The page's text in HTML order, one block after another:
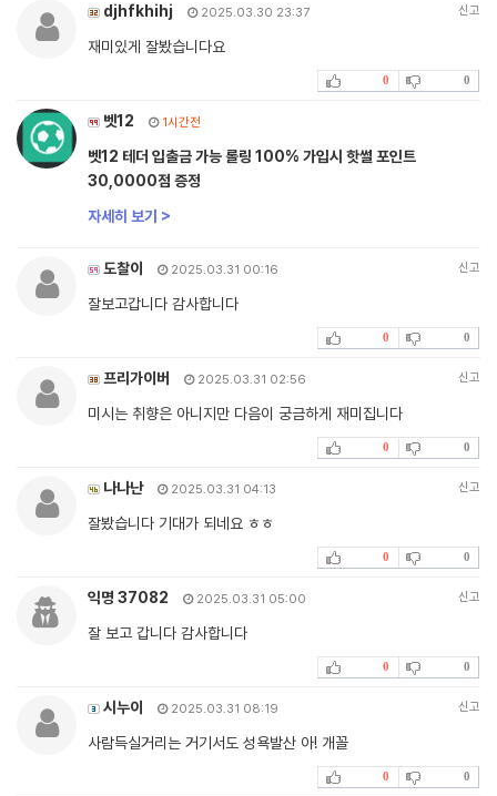
djhfkhihj 2025.03.30 23:37 신고
재미있게 잘봤습니다요
0 0
벳12 1시간전
벳12 테더 입출금 가능 롤링 100% 가입시 핫썰 포인트
30,0000점 증정
자세히 보기 >
도찰이 2025.03.31 00:16 신고
잘보고갑니다 감사합니다
0 0
프리가이버 2025.03.31 02:56 신고
미시는 취향은 아니지만 다음이 궁금하게 재미집니다
0 0
나나난 2025.03.31 04:13 신고
잘봤습니다 기대가 되네요 ㅎㅎ
0 0
익명 37082 2025.03.31 05:00 신고
잘 보고 갑니다 감사합니다
0 0
시누이 2025.03.31 08:19 신고
사람득실거리는 거기서도 성욕발산 아! 개꼴
0 0